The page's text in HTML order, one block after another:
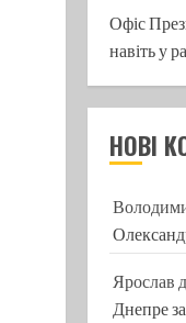
Офіс
навіть у
НОВІ
Ярослав
Днепре